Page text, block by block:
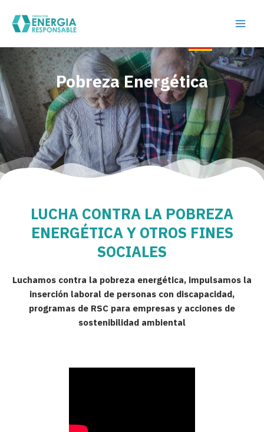
contenido
Pobreza Energética
LUCHA CONTRA LA POBREZA
ENERGÉTICA Y OTROS FINES
SOCIALES
Luchamos contra la pobreza energética, impulsamos la
inserción laboral de personas con discapacidad,
programas de RSC para empresas y acciones de
sostenibilidad ambiental